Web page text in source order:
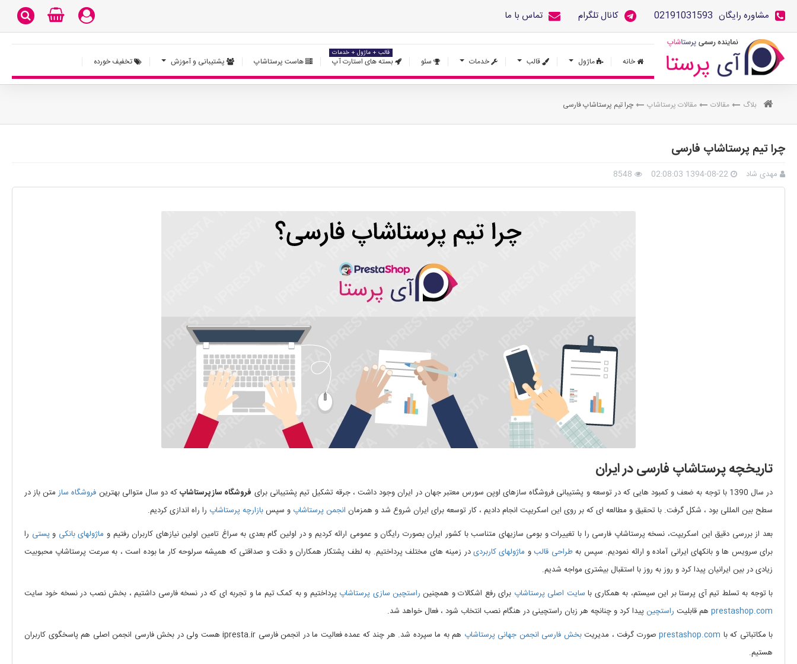
مشاوره رایگان 02191031593 کانال تلگرام تماس با ما
خانه ماژول قالب خدمات سئو بسته های استارت آپ
قالب + ماژول + خدمات
هاست پرستاشاپ پشتیبانی و آموزش تخفیف خورده
بلاگ مقالات مقالات پرستاشاپ چرا تیم پرستاشاپ فارسی
چرا تیم پرستاشاپ فارسی
مهدی شاد 1394-08-22 02:08:03
تاریخچه پرستاشاپ فارسی در ایران
در سال 1390 با توجه به ضعف و کمبود هایی که در توسعه و پشتیبانی فروشگاه سازهای اوپن سورس معتبر جهان در ایران وجود داشت ، جرقه تشکیل تیم پشتیبانی برای فروشگاه ساز پرستاشاپکه دو سال متوالی بهترین فروشگاه سازمتن باز در
سطح بین المللی بود ، شکل گرفت. با تحقیق و مطالعه ای که بر روی این اسکریپت انجام دادیم ، کار توسعه برای ایران شروع شد و همزمان انجمن پرستاشاپ و سپسبازارچه پرستاشاپ را راه اندازی کردیم.
بعد از بررسی دقیق این اسکریپت، نسخه پرستاشاپ فارسی را با تغییرات و بومی سازیهای متناسب با کشور ایران بصورت رایگان و عمومی ارائه کردیم و در اولین گام بعدی به سراغ تامین اولین نیازهای کاربران رفتیم و ماژولهای بانکی و پستی را
برای سرویس ها و بانکهای ایرانی آماده و ارائه نمودیم. سپس بهطراحی قالبو ماژولهای کاربردیدر زمینه های مختلف پرداختیم. به لطف پشتکار همکاران و دقت و صداقتی که همیشه سرلوحه کار ما بوده است ، به سرعت پرستاشاپ محبوبیت
زیادی در بین ایرانیان پیدا کرد و روز به روز با استقبال بیشتری مواجه شدیم.
با توجه به تسلط تیم آی پرستا بر این سیستم، به همکاری با سایت اصلی پرستاشاپ برای رفع اشکالات و همچنین راستچین سازی پرستاشاپ پرداختیم و به کمک تیم ما و تجربه ای که در نسخه فارسی داشتیم ، بخش نصب در نسخه خود سایت
prestashop.com هم قابلیت راستچین پیدا کرد و چنانچه هر زبان راستچینی در هنگام نصب انتخاب شود ، فعال خواهد شد.
با مکاتباتی که با prestashop.com صورت گرفت ، مدیریتبخش فارسی انجمن جهانی پرستاشاپ
هم به ما سپرده شد. هر چند که عمده فعالیت ما در انجمن فارسی ipresta.ir هست ولی در بخش فارسی انجمن اصلی هم پاسخگوی کاربران
هستیم.